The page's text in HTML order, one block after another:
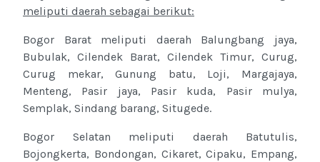
meliputi daerah sebagai berikut:
Bogor Barat meliputi daerah Balungbang jaya,
Bubulak, Cilendek Barat, Cilendek Timur, Curug,
Curug mekar, Gunung batu, Loji, Margajaya,
Menteng, Pasir jaya, Pasir kuda, Pasir mulya,
Semplak, Sindang barang, Situgede.
Bogor Selatan meliputi daerah Batutulis,
Bojongkerta, Bondongan, Cikaret, Cipaku, Empang,